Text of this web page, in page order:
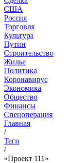
США
Россия
Торговля
Культура
Путин
Строительство
Жилье
Политика
Коронавирус
Экономика
Общество
Финансы
Спецоперация
Главная
/
Теги
/
«Проект 111»